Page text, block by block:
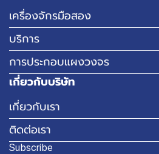
เครื่องจักรมือสอง
บริการ
การประกอบแผงวงจร
เกี่ยวกับบริษัท
เกี่ยวกับเรา
ติดต่อเรา
Subscribe